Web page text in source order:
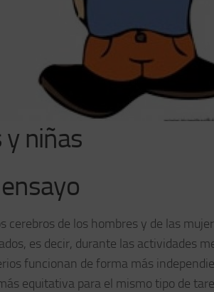
niñas
de los hombres y de las
es decir, durante las actividades
funcionan de forma más
equitativa para el mismo tipo de